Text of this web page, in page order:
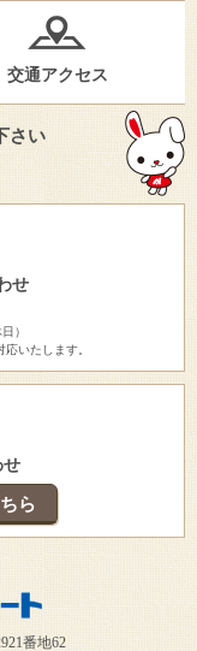
交通アクセス
さい
せ
）
いたします。
せ
ら
番地62